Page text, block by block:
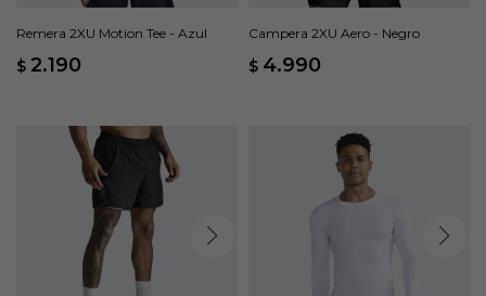
Remera 2XU Motion Tee - Azul
$ 2.190
Campera 2XU Aero - Negro
$ 4.990